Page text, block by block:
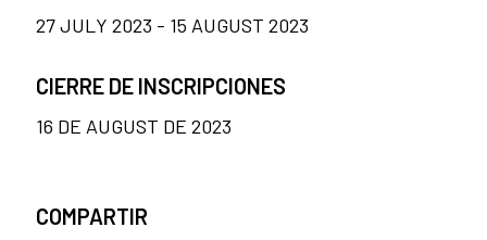
27 JULY 2023 - 15 AUGUST 2023
CIERRE DE INSCRIPCIONES
16 DE AUGUST DE 2023
COMPARTIR